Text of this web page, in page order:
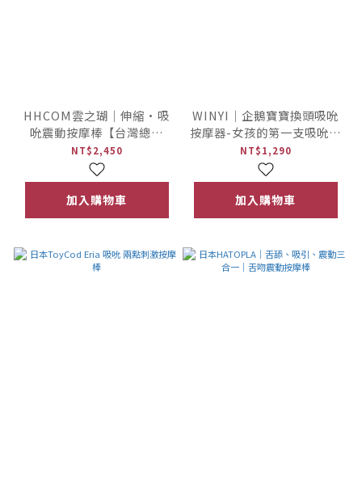
HHCOM雲之瑚｜伸縮·吸
吮震動按摩棒【台灣總代
理・台日設計】
NT$2,450
加入購物車
WINYI｜企鵝寶寶換頭吸吮
按摩器-女孩的第一支吸吮器
【WTide女浪潮】
NT$1,290
加入購物車